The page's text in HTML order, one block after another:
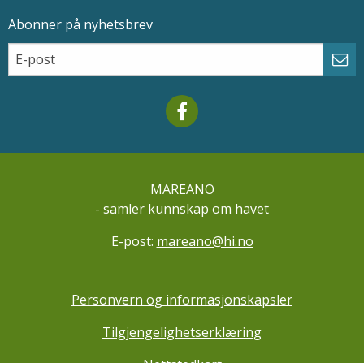
Epostadresse
Abonner på nyhetsbrev
Email
Mareano facebook
MAREANO
- samler kunnskap om havet
E-post: mareano@hi.no
Personvern og informasjonskapsler
Tilgjengelighetserklæring